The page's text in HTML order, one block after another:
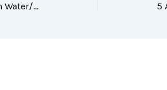
7 Magical Health Benfits of Lemon Water/नीबू पानी के 7 जादुई फायेदे